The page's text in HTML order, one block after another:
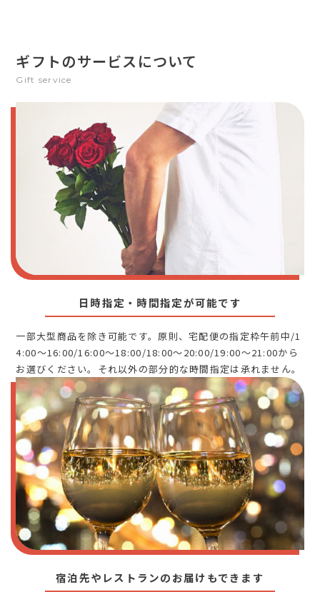
ギフトのサービスについて
Gift service
日時指定・時間指定が可能です
一部大型商品を除き可能です。原則、宅配便の指定枠午前中/1
4:00～16:00/16:00～18:00/18:00～20:00/19:00～21:00から
お選びください。それ以外の部分的な時間指定は承れません。
宿泊先やレストランのお届けもできます